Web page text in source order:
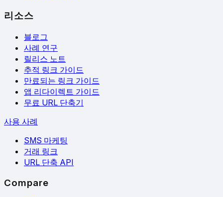
리소스
블로그
사례 연구
릴리스 노트
추적 링크 가이드
만료되는 링크 가이드
앱 리다이렉트 가이드
무료 URL 단축기
사용 사례
SMS 마케팅
거래 링크
URL 단축 API
Compare